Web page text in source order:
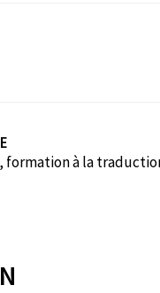
à la